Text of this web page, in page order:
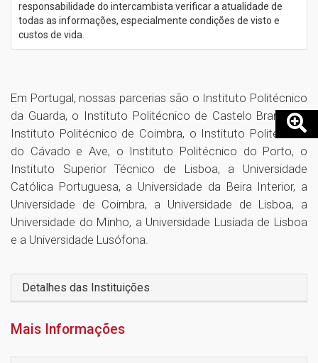
responsabilidade do intercambista verificar a atualidade de
todas as informações, especialmente condições de visto e
custos de vida.
Em Portugal, nossas parcerias são o Instituto Politécnico
da Guarda, o Instituto Politécnico de Castelo Branco, o
Instituto Politécnico de Coimbra, o Instituto Politécnico
do Cávado e Ave, o Instituto Politécnico do Porto, o
Instituto Superior Técnico de Lisboa, a Universidade
Católica Portuguesa, a Universidade da Beira Interior, a
Universidade de Coimbra, a Universidade de Lisboa, a
Universidade do Minho, a Universidade Lusíada de Lisboa
e a Universidade Lusófona.
Detalhes das Instituições
Mais Informações